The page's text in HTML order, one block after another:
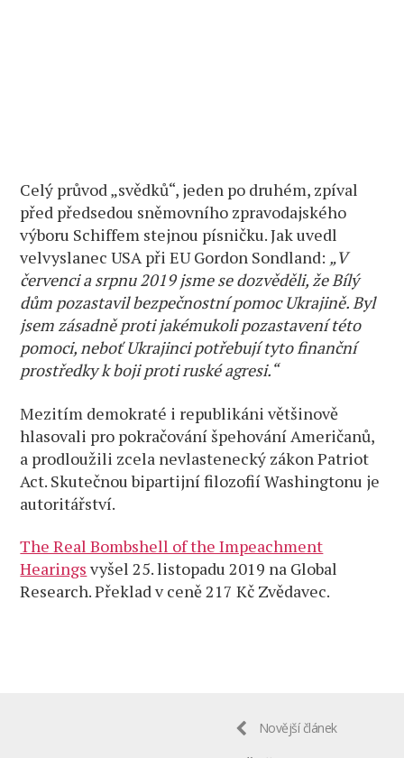
Celý průvod „svědků“, jeden po druhém, zpíval
před předsedou sněmovního zpravodajského
výboru Schiffem stejnou písničku. Jak uvedl
velvyslanec USA při EU Gordon Sondland: „V
červenci a srpnu 2019 jsme se dozvěděli, že Bílý
dům pozastavil bezpečnostní pomoc Ukrajině. Byl
jsem zásadně proti jakémukoli pozastavení této
pomoci, neboť Ukrajinci potřebují tyto finanční
prostředky k boji proti ruské agresi.“
Mezitím demokraté i republikáni většinově
hlasovali pro pokračování špehování Američanů,
a prodloužili zcela nevlastenecký zákon Patriot
Act. Skutečnou bipartijní filozofií Washingtonu je
autoritářství.
The Real Bombshell of the Impeachment
Hearings vyšel 25. listopadu 2019 na Global
Research. Překlad v ceně 217 Kč Zvědavec.
Novější článek